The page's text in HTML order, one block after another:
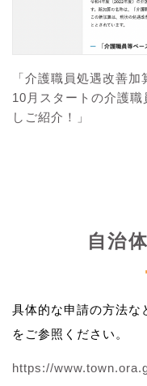
「介護職員処遇改善
10月スタートの介護
しご紹介！」
自治
具体的な申請の方法な
をご参照ください。
https://